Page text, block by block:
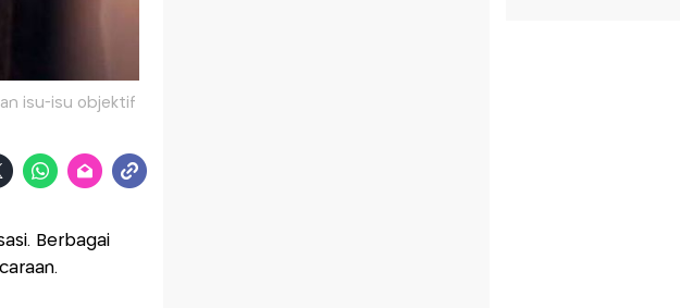
isu-isu objektif
Berbagai